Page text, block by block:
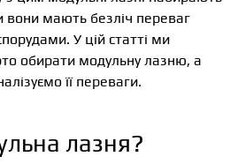
вони мають безліч переваг
У цій статті ми
обирати модульну лазню, а
її переваги.
лазня?